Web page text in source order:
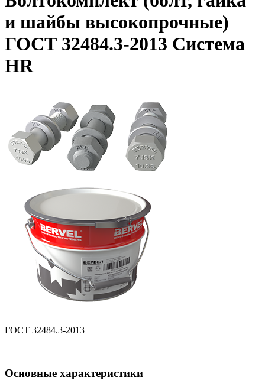
и шайбы высокопрочные)
ГОСТ 32484.3-2013 Система
HR
ГОСТ 32484.3-2013
Основные характеристики